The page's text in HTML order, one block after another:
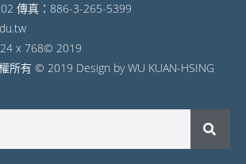
傳真：886-3-265-5399
x 768© 2019
所有 © 2019 Design by WU KUAN-HSING